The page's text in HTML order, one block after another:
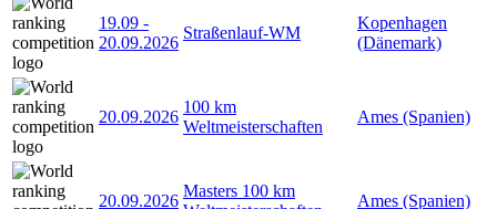
19.09 -
20.09.2026
Straßenlauf-WM
Kopenhagen
(Dänemark)
20.09.2026
100 km
Weltmeisterschaften
Ames (Spanien)
20.09.2026
Masters 100 km
Ames (Spanien)